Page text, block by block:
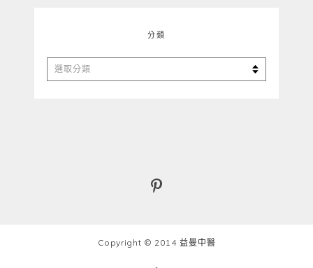
分類
分
類
Copyright © 2014 益曼中醫